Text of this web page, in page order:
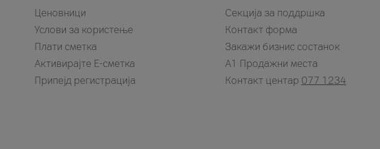
Ценовници
Услови за користење
Плати сметка
Активирајте Е-сметка
Припејд регистрација
Секција за поддршка
Контакт форма
Закажи бизнис состанок
A1 Продажни места
Контакт центар 077 1234